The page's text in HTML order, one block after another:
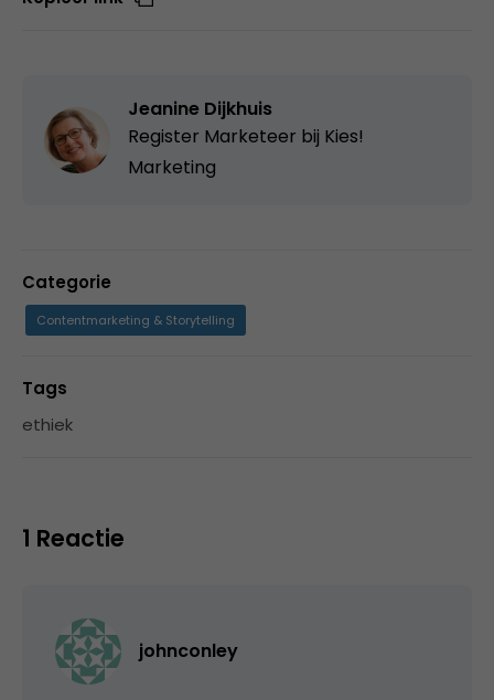
Jeanine Dijkhuis
Register Marketeer bij Kies!
Marketing
Categorie
Contentmarketing & Storytelling
Tags
ethiek
1 Reactie
johnconley